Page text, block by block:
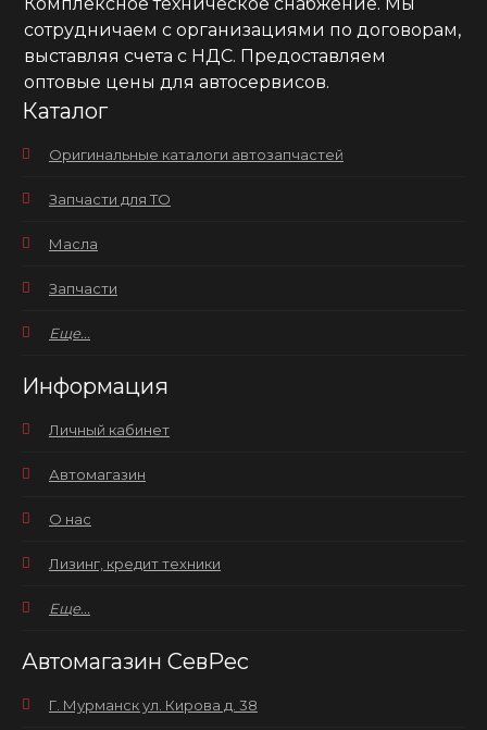
сотрудничаем с организациями по договорам,
выставляя счета с НДС. Предоставляем
оптовые цены для автосервисов.
Каталог
Оригинальные каталоги автозапчастей
Запчасти для ТО
Масла
Запчасти
Еще...
Информация
Личный кабинет
Автомагазин
О нас
Лизинг, кредит техники
Еще...
Автомагазин СевРес
Г. Мурманск ул. Кирова д. 38